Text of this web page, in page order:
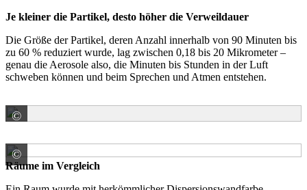
Je kleiner die Partikel, desto höher die Verweildauer
Die Größe der Partikel, deren Anzahl innerhalb von 90 Minuten bis
zu 60 % reduziert wurde, lag zwischen 0,18 bis 20 Mikrometer –
genau die Aerosole also, die Minuten bis Stunden in der Luft
schweben können und beim Sprechen und Atmen entstehen.
©
©
Baumit GmbH
Räume im Vergleich